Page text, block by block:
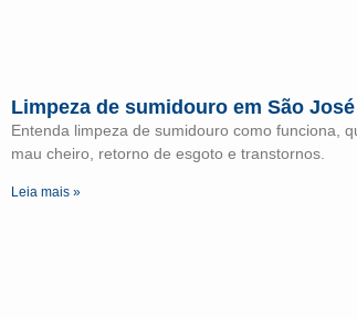
Limpeza de sumidouro em São
Entenda limpeza de sumidouro como funciona,
mau cheiro, retorno de esgoto e transtornos.
Leia mais »